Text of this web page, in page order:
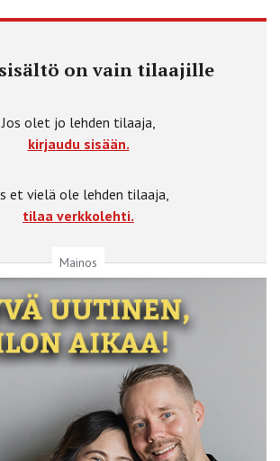
on vain tilaajille
Jos olet jo lehden tilaaja,
kirjaudu sisään.
et vielä ole lehden tilaaja,
tilaa verkkolehti.
Mainos